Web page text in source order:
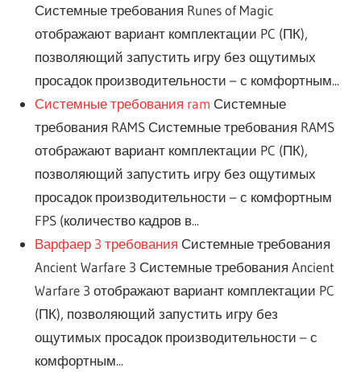
Системные требования Runes of Magic
отображают вариант комплектации PC (ПК),
позволяющий запустить игру без ощутимых
просадок производительности – с комфортным...
Системные требования ram Системные
требования RAMS Системные требования RAMS
отображают вариант комплектации PC (ПК),
позволяющий запустить игру без ощутимых
просадок производительности – с комфортным
FPS (количество кадров в...
Варфаер 3 требования Системные требования
Ancient Warfare 3 Системные требования Ancient
Warfare 3 отображают вариант комплектации PC
(ПК), позволяющий запустить игру без
ощутимых просадок производительности – с
комфортным...